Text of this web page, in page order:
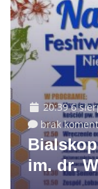
20:39 6
brak
im. dr.